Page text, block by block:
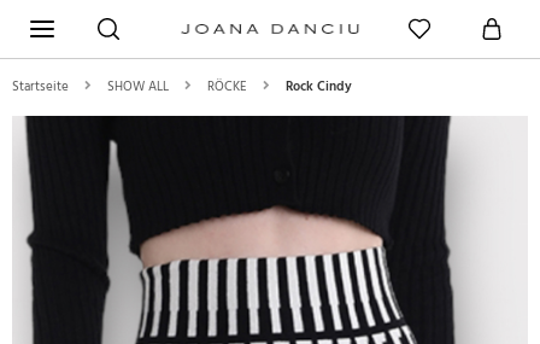
Startseite SHOW ALL RÖCKE Rock Cindy